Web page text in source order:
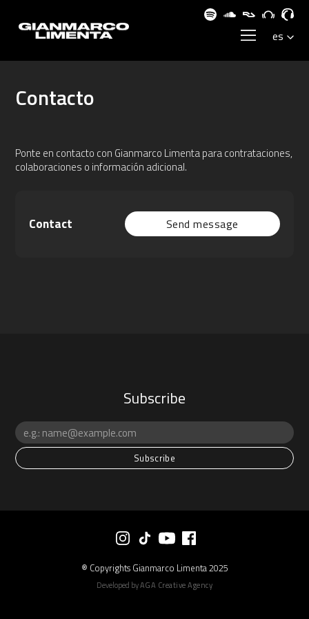
Contacto
Ponte en contacto con Gianmarco Limenta para contrataciones,
colaboraciones o información adicional.
Contact Send message
Subscribe
® Copyrights Gianmarco Limenta 2025
Developed byAGA Creative Agency